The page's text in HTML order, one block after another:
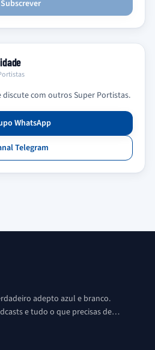
Subscrever
discute com outros Super Portistas.
WhatsApp
Telegram
adepto azul e branco.
e tudo o que precisas de
Porto é aqui!